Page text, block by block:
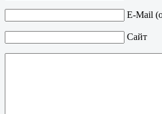
E-Mail
Сайт